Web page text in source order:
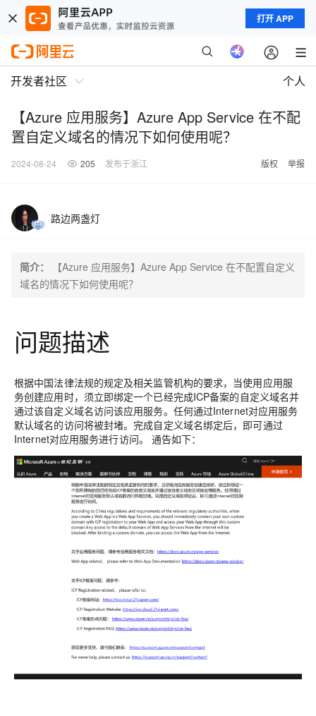
打开 APP
开发者社区 个人
【Azure 应用服务】Azure App Service 在不配
置自定义域名的情况下如何使用呢？
2024-08-24 205 发布于浙江 版权 举报
路边两盏灯
简介：
【Azure 应用服务】Azure App Service 在不配置自定义
域名的情况下如何使用呢？
问题描述
根据中国法律法规的规定及相关监管机构的要求，当使用应用服
务创建应用时，须立即绑定一个已经完成ICP备案的自定义域名并
通过该自定义域名访问该应用服务。任何通过Internet对应用服务
默认域名的访问将被封堵。完成自定义域名绑定后，即可通过
Internet对应用服务进行访问。 通告如下：